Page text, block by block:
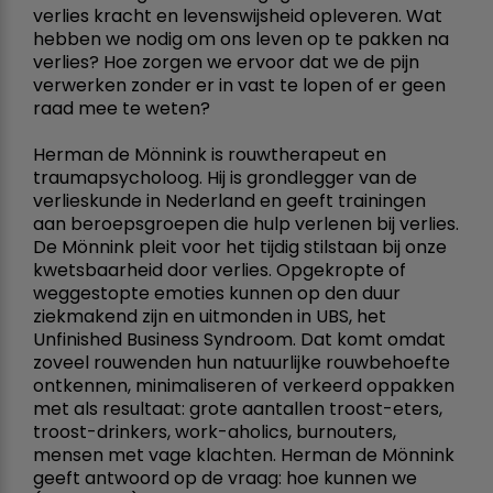
verlies kracht en levenswijsheid opleveren. Wat
hebben we nodig om ons leven op te pakken na
verlies? Hoe zorgen we ervoor dat we de pijn
verwerken zonder er in vast te lopen of er geen
raad mee te weten?
Herman de Mönnink is rouwtherapeut en
traumapsycholoog. Hij is grondlegger van de
verlieskunde in Nederland en geeft trainingen
aan beroepsgroepen die hulp verlenen bij verlies.
De Mönnink pleit voor het tijdig stilstaan bij onze
kwetsbaarheid door verlies. Opgekropte of
weggestopte emoties kunnen op den duur
ziekmakend zijn en uitmonden in UBS, het
Unfinished Business Syndroom. Dat komt omdat
zoveel rouwenden hun natuurlijke rouwbehoefte
ontkennen, minimaliseren of verkeerd oppakken
met als resultaat: grote aantallen troost-eters,
troost-drinkers, work-aholics, burnouters,
mensen met vage klachten. Herman de Mönnink
geeft antwoord op de vraag: hoe kunnen we